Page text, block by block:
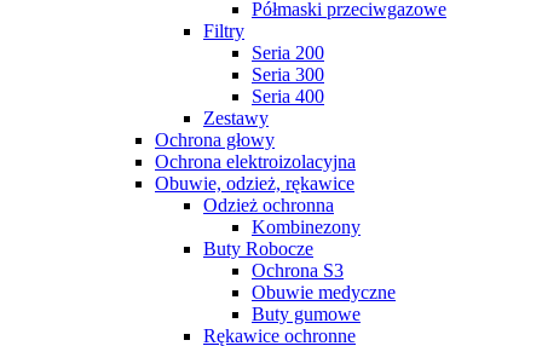
Półmaski przeciwgazowe
Filtry
Seria 200
Seria 300
Seria 400
Zestawy
Ochrona głowy
Ochrona elektroizolacyjna
Obuwie, odzież, rękawice
Odzież ochronna
Kombinezony
Buty Robocze
Ochrona S3
Obuwie medyczne
Buty gumowe
Rękawice ochronne